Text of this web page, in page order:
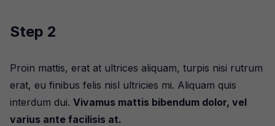
Step 2
Proin mattis, erat at ultrices aliquam, turpis nisi rutrum
erat, eu finibus felis nisl ultricies mi. Aliquam quis
interdum dui. Vivamus mattis bibendum dolor, vel
varius ante facilisis at.